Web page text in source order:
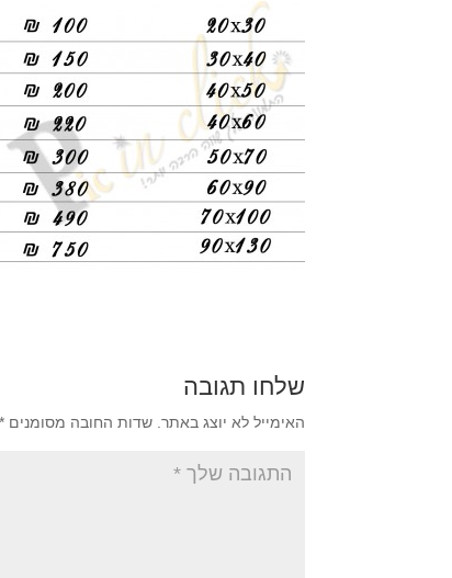
שלחו תגובה
האימייל לא יוצג באתר. שדות החובה מסומנים*